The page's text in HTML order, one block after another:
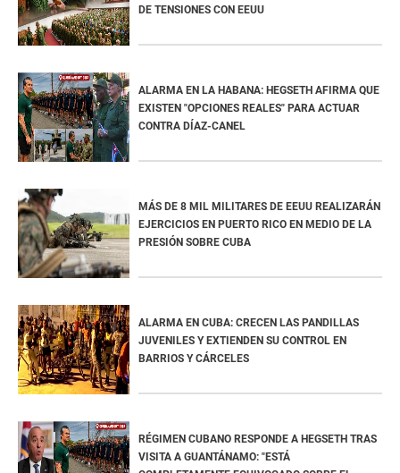
DE TENSIONES CON EEUU
ALARMA EN LA HABANA: HEGSETH AFIRMA QUE
EXISTEN "OPCIONES REALES" PARA ACTUAR
CONTRA DÍAZ-CANEL
MÁS DE 8 MIL MILITARES DE EEUU REALIZARÁN
EJERCICIOS EN PUERTO RICO EN MEDIO DE LA
PRESIÓN SOBRE CUBA
ALARMA EN CUBA: CRECEN LAS PANDILLAS
JUVENILES Y EXTIENDEN SU CONTROL EN
BARRIOS Y CÁRCELES
RÉGIMEN CUBANO RESPONDE A HEGSETH TRAS
VISITA A GUANTÁNAMO: "ESTÁ